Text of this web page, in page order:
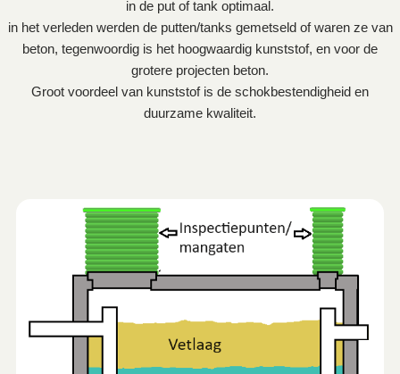
in de put of tank optimaal.
in het verleden werden de putten/tanks gemetseld of waren ze van
beton, tegenwoordig is het hoogwaardig kunststof, en voor de
grotere projecten beton.
Groot voordeel van kunststof is de schokbestendigheid en
duurzame kwaliteit.